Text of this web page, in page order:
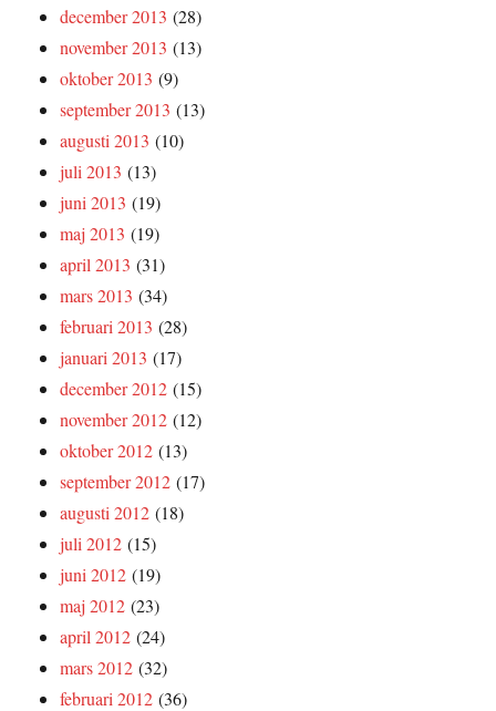
december 2013 (28)
november 2013 (13)
oktober 2013 (9)
september 2013 (13)
augusti 2013 (10)
juli 2013 (13)
juni 2013 (19)
maj 2013 (19)
april 2013 (31)
mars 2013 (34)
februari 2013 (28)
januari 2013 (17)
december 2012 (15)
november 2012 (12)
oktober 2012 (13)
september 2012 (17)
augusti 2012 (18)
juli 2012 (15)
juni 2012 (19)
maj 2012 (23)
april 2012 (24)
mars 2012 (32)
februari 2012 (36)